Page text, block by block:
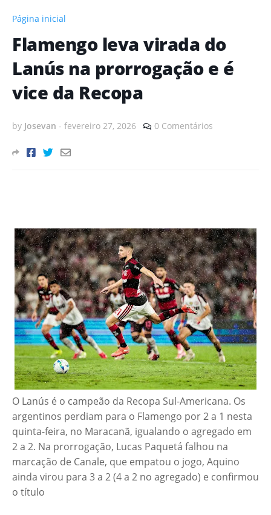
Página inicial
Flamengo leva virada do
Lanús na prorrogação e é
vice da Recopa
by Josevan - fevereiro 27, 2026 0 Comentários
O Lanús é o campeão da Recopa Sul-Americana. Os
argentinos perdiam para o Flamengo por 2 a 1 nesta
quinta-feira, no Maracanã, igualando o agregado em
2 a 2. Na prorrogação, Lucas Paquetá falhou na
marcação de Canale, que empatou o jogo, Aquino
ainda virou para 3 a 2 (4 a 2 no agregado) e confirmou
o título